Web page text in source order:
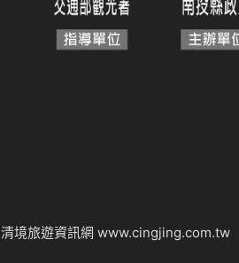
清境旅遊資訊網 www.cingjing.com.tw